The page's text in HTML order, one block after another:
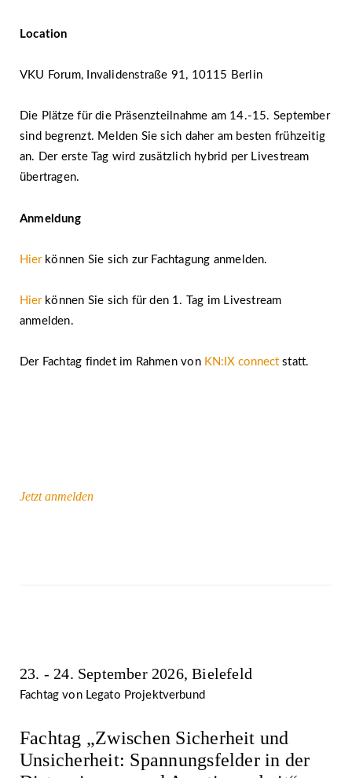
Location
VKU Forum, Invalidenstraße 91, 10115 Berlin
Die Plätze für die Präsenzteilnahme am 14.-15. September
sind begrenzt. Melden Sie sich daher am besten frühzeitig
an. Der erste Tag wird zusätzlich hybrid per Livestream
übertragen.
Anmeldung
Hierkönnen Sie sich zur Fachtagung anmelden.
Hierkönnen Sie sich für den 1. Tag im Livestream
anmelden.
Der Fachtag findet im Rahmen von KN:IX connectstatt.
Jetzt anmelden
23. - 24. September 2026, Bielefeld
Fachtag von Legato Projektverbund
Fachtag „Zwischen Sicherheit und
Unsicherheit: Spannungsfelder in der